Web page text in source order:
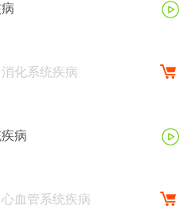
化系统疾病
病
血管系统疾病